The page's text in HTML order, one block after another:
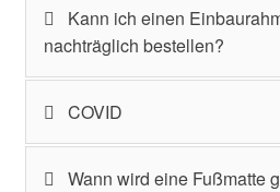
Kann ich einen
nachträglich bestellen?
COVID
Wann wird eine Fußmatte